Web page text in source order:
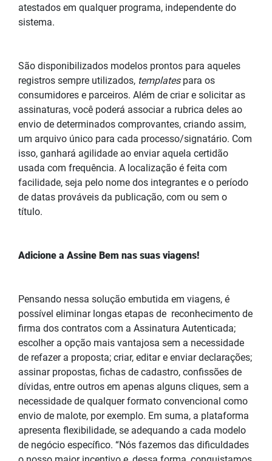
atestados em qualquer programa, independente do
sistema.
São disponibilizados modelos prontos para aqueles
registros sempre utilizados, templates para os
consumidores e parceiros. Além de criar e solicitar as
assinaturas, você poderá associar a rubrica deles ao
envio de determinados comprovantes, criando assim,
um arquivo único para cada processo/signatário. Com
isso, ganhará agilidade ao enviar aquela certidão
usada com frequência. A localização é feita com
facilidade, seja pelo nome dos integrantes e o período
de datas prováveis da publicação, com ou sem o
título.
Adicione a Assine Bem nas suas viagens!
Pensando nessa solução embutida em viagens, é
possível eliminar longas etapas de reconhecimento de
firma dos contratos com a Assinatura Autenticada;
escolher a opção mais vantajosa sem a necessidade
de refazer a proposta; criar, editar e enviar declarações;
assinar propostas, fichas de cadastro, confissões de
dívidas, entre outros em apenas alguns cliques, sem a
necessidade de qualquer formato convencional como
envio de malote, por exemplo. Em suma, a plataforma
apresenta flexibilidade, se adequando a cada modelo
de negócio específico. “Nós fazemos das dificuldades